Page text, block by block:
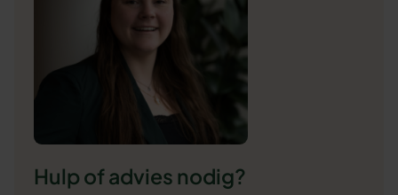
Hulp of advies nodig?